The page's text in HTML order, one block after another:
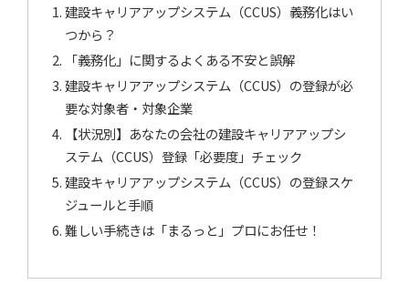
建設キャリアアップシステム（CCUS）義務化はい
つから？
「義務化」に関するよくある不安と誤解
建設キャリアアップシステム（CCUS）の登録が必
要な対象者・対象企業
【状況別】あなたの会社の建設キャリアアップシ
ステム（CCUS）登録「必要度」チェック
建設キャリアアップシステム（CCUS）の登録スケ
ジュールと手順
難しい手続きは「まるっと」プロにお任せ！